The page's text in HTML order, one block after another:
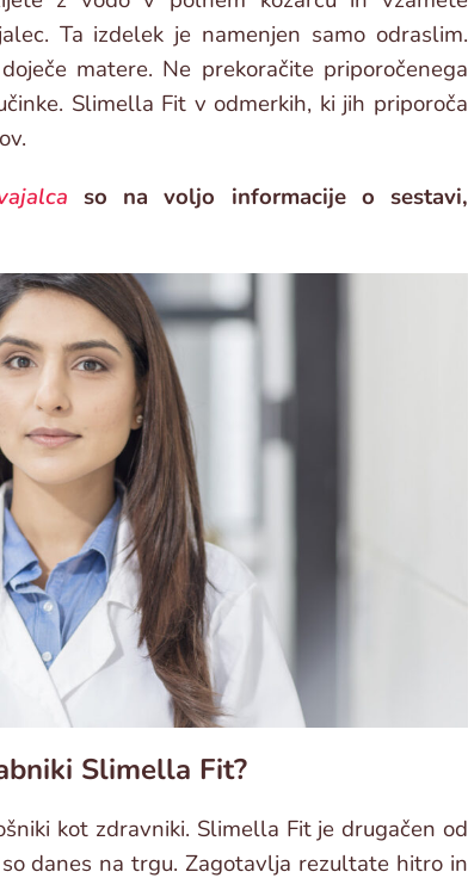
Ta izdelek je namenjen samo odraslim.
matere. Ne prekoračite priporočenega
Slimella Fit v odmerkih, ki jih priporoča
so na voljo informacije o sestavi,
Slimella Fit?
kot zdravniki. Slimella Fit je drugačen od
danes na trgu. Zagotavlja rezultate hitro in